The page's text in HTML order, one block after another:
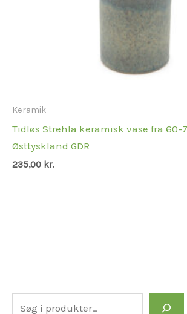
Keramik
Tidløs Strehla keramisk vase fra 60-
Østtyskland GDR
235,00 kr.